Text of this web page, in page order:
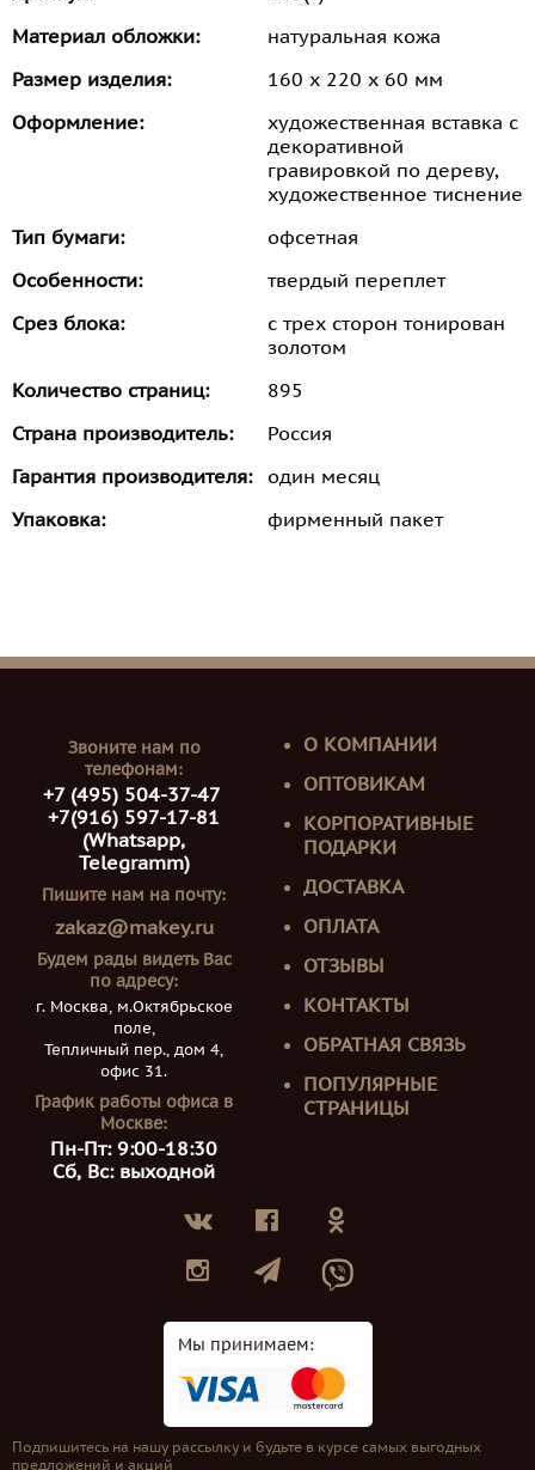
Материал обложки:
натуральная кожа
Размер изделия:
160 х 220 х 60 мм
Оформление:
художественная вставка с
декоративной
гравировкой по дереву,
художественное тиснение
Тип бумаги:
офсетная
Особенности:
твердый переплет
Срез блока:
с трех сторон тонирован
золотом
Количество страниц:
895
Страна производитель:
Россия
Гарантия производителя:
один месяц
Упаковка:
фирменный пакет
Звоните нам по
телефонам:
+7 (495) 504-37-47
+7(916) 597-17-81
(Whatsapp,
Telegramm)
Пишите нам на почту:
zakaz@makey.ru
Будем рады видеть Вас
по адресу:
г. Москва, м.Октябрьское
поле,
Тепличный пер., дом 4,
офис 31.
График работы офиса в
Москве:
Пн-Пт: 9:00-18:30
Сб, Вс: выходной
О КОМПАНИИ
ОПТОВИКАМ
КОРПОРАТИВНЫЕ
ПОДАРКИ
ДОСТАВКА
ОПЛАТА
ОТЗЫВЫ
КОНТАКТЫ
ОБРАТНАЯ СВЯЗЬ
ПОПУЛЯРНЫЕ
СТРАНИЦЫ
Мы принимаем:
Подпишитесь на нашу рассылку и будьте в курсе самых выгодных
предложений и акций